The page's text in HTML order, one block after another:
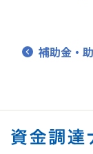
補助金・